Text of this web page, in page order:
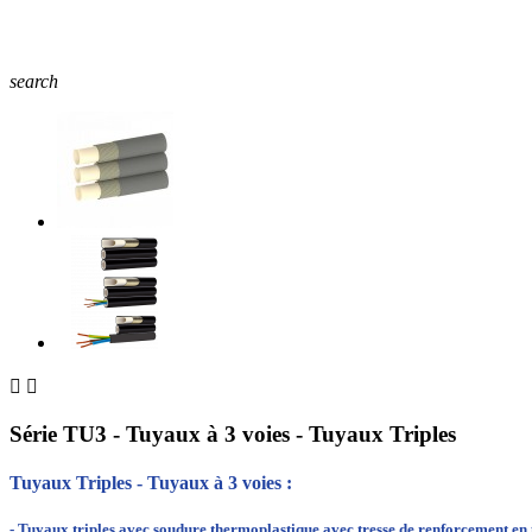
search
 
Série TU3 - Tuyaux à 3 voies - Tuyaux Triples
Tuyaux Triples - Tuyaux à 3 voies :